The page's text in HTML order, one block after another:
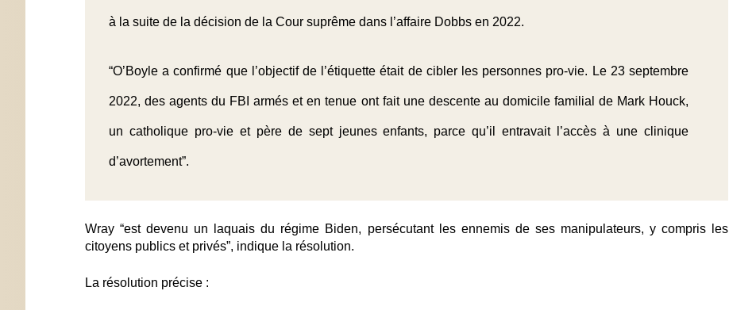
à la suite de la décision de la Cour suprême dans l’affaire Dobbs en 2022.
“O’Boyle a confirmé que l’objectif de l’étiquette était de cibler les personnes pro-vie. Le 23 septembre
2022, des agents du FBI armés et en tenue ont fait une descente au domicile familial de Mark Houck,
un catholique pro-vie et père de sept jeunes enfants, parce qu’il entravait l’accès à une clinique
d’avortement”.
Wray “est devenu un laquais du régime Biden, persécutant les ennemis de ses manipulateurs, y compris les
citoyens publics et privés”, indique la résolution.
La résolution précise :